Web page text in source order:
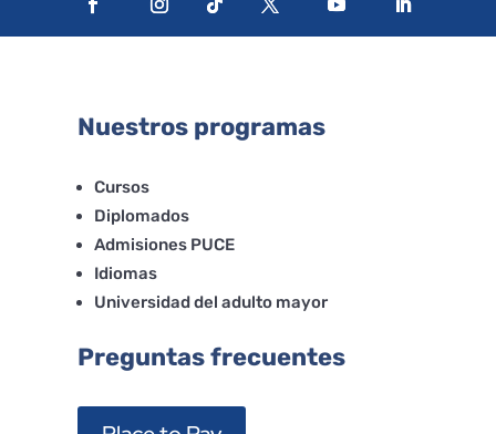
Nuestros programas
Cursos
Diplomados
Admisiones PUCE
Idiomas
Universidad del adulto mayor
Preguntas frecuentes